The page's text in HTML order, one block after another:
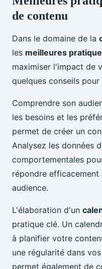
de contenu
Dans le domaine de la
les meilleures
maximiser l'impact de
quelques conseils
Comprendre son
les besoins et les
permet de créer un
Analysez les données
comportementales
répondre
audience.
L'élaboration d'un
pratique clé. Un
à planifier votre
une régularité dans
permet également de